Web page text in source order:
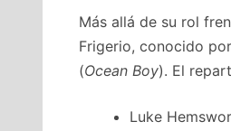
Más allá de su rol
Frigerio, conocido
(Ocean Boy). El
Luke